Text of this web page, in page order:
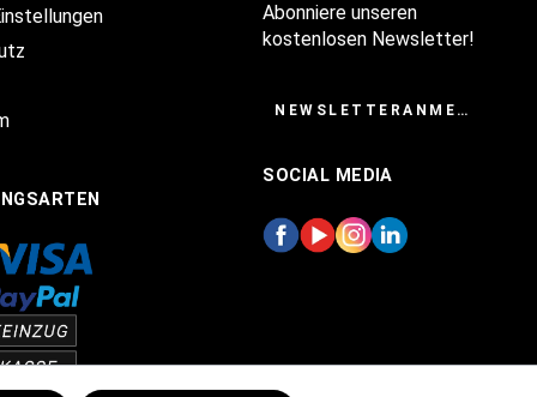
Abonniere unseren
kostenlosen Newsletter!
NEWSLETTERANMELDUNG
SOCIAL MEDIA